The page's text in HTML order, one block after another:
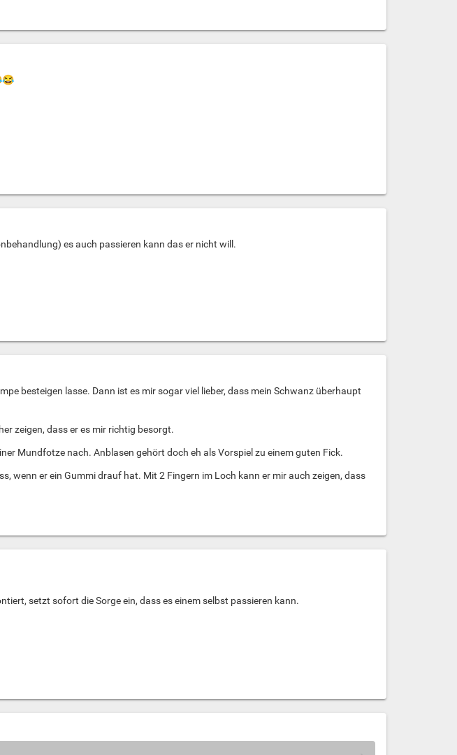
😂
es auch passieren kann das er nicht will.
besteigen lasse. Dann ist es mir sogar viel lieber, dass mein Schwanz überhaupt
zeigen, dass er es mir richtig besorgt.
Mundfotze nach. Anblasen gehört doch eh als Vorspiel zu einem guten Fick.
wenn er ein Gummi drauf hat. Mit 2 Fingern im Loch kann er mir auch zeigen, dass
setzt sofort die Sorge ein, dass es einem selbst passieren kann.